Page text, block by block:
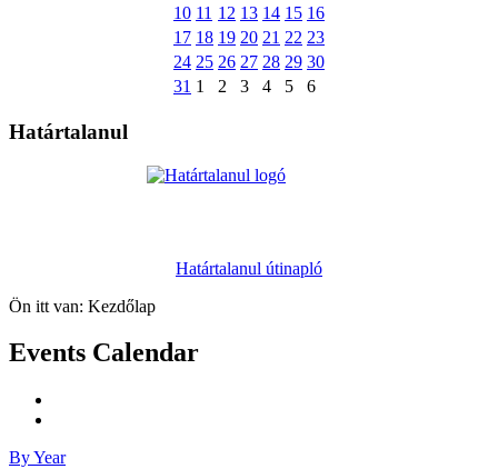
10 11 12 13 14 15 16
17 18 19 20 21 22 23
24 25 26 27 28 29 30
31 1 2 3 4 5 6
Határtalanul
Határtalanul útinapló
Ön itt van: Kezdőlap
Events Calendar
By Year